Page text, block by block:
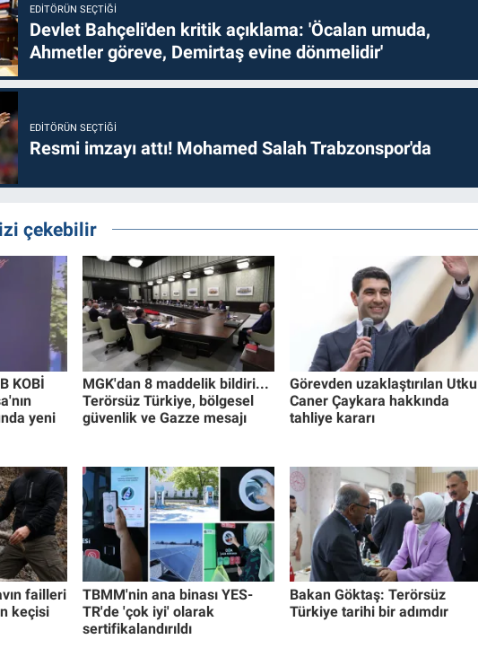
EDITÖRÜN SEÇTIĞI
Devlet Bahçeli'den kritik açıklama: 'Öcalan umuda,
Ahmetler göreve, Demirtaş evine dönmelidir'
EDITÖRÜN SEÇTIĞI
Resmi imzayı attı! Mohamed Salah Trabzonspor'da
çekebilir
KOBİ
yeni
MGK'dan 8 maddelik bildiri...
Terörsüz Türkiye, bölgesel
güvenlik ve Gazze mesajı
Görevden uzaklaştırılan Utku
Caner Çaykara hakkında
tahliye kararı
failleri
keçisi
TBMM'nin ana binası YES-
TR'de 'çok iyi' olarak
sertifikalandırıldı
Bakan Göktaş: Terörsüz
Türkiye tarihi bir adımdır